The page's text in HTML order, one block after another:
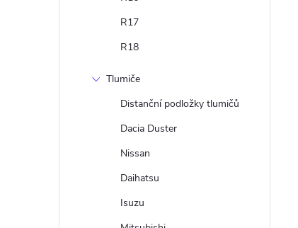
R17
R18
Tlumiče
Distanční podložky tlumičů
Dacia Duster
Nissan
Daihatsu
Isuzu